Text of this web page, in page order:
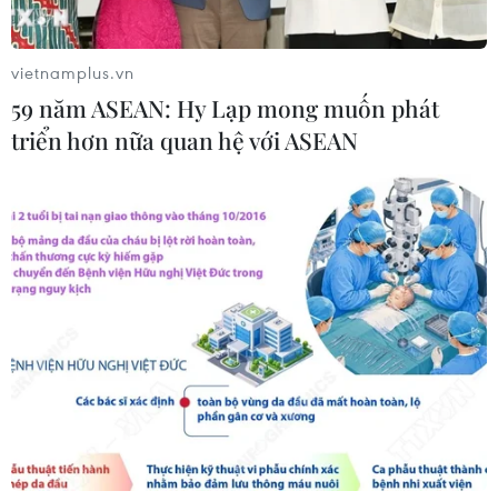
Sắc màu văn hóa tại lễ hội đường
phố ở thành phố Huế
28/04/2018 23:00
phố với chủ đề “Sắc màu văn hóa" tại Huế có sự tham
gia của nhiều đoàn nghệ thuật trong nước và quốc tế.
vietnamplus.vn
59 năm ASEAN: Hy Lạp mong muốn phát
triển hơn nữa quan hệ với ASEAN